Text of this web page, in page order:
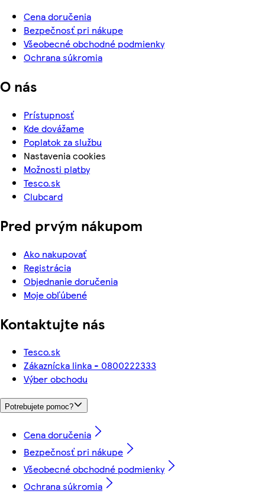
Cena doručenia
Bezpečnosť pri nákupe
Všeobecné obchodné podmienky
Ochrana súkromia
O nás
Prístupnosť
Kde dovážame
Poplatok za službu
Nastavenia cookies
Možnosti platby
Tesco.sk
Clubcard
Pred prvým nákupom
Ako nakupovať
Registrácia
Objednanie doručenia
Moje obľúbené
Kontaktujte nás
Tesco.sk
Zákaznícka linka - 0800222333
Výber obchodu
Potrebujete pomoc?
Cena doručenia
Bezpečnosť pri nákupe
Všeobecné obchodné podmienky
Ochrana súkromia